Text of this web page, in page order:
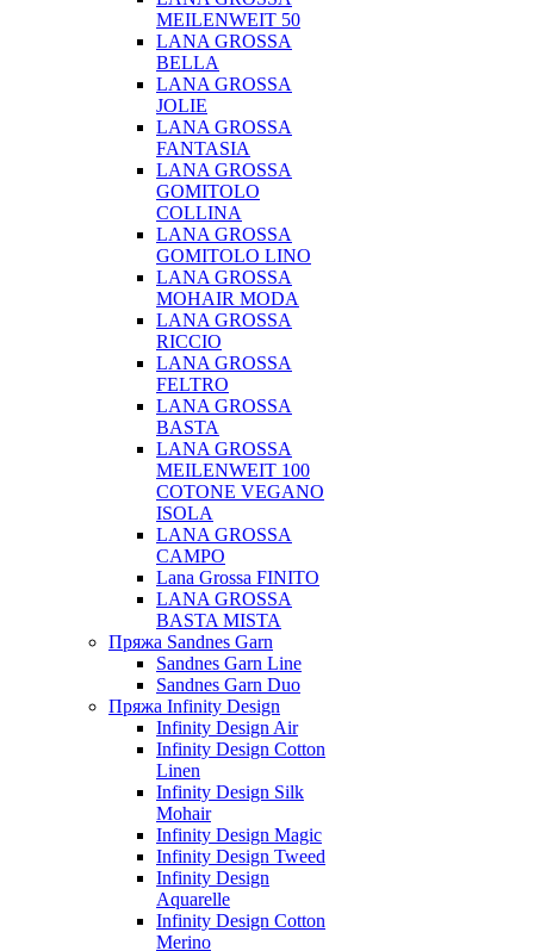
MEILENWEIT 50
LANA GROSSA
BELLA
LANA GROSSA
JOLIE
LANA GROSSA
FANTASIA
LANA GROSSA
GOMITOLO
COLLINA
LANA GROSSA
GOMITOLO LINO
LANA GROSSA
MOHAIR MODA
LANA GROSSA
RICCIO
LANA GROSSA
FELTRO
LANA GROSSA
BASTA
LANA GROSSA
MEILENWEIT 100
COTONE VEGANO
ISOLA
LANA GROSSA
CAMPO
Lana Grossa FINITO
LANA GROSSA
BASTA MISTA
Пряжа Sandnes Garn
Sandnes Garn Line
Sandnes Garn Duo
Пряжа Infinity Design
Infinity Design Air
Infinity Design Cotton
Linen
Infinity Design Silk
Mohair
Infinity Design Magic
Infinity Design Tweed
Infinity Design
Aquarelle
Infinity Design Cotton
Merino